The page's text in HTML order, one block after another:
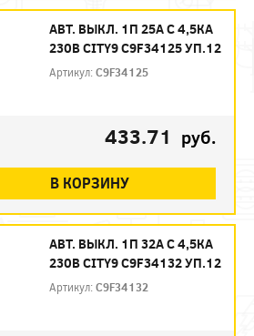
АВТ. ВЫКЛ. 1П 25А С 4,5КА
230В CITY9 C9F34125 УП.12
Артикул:C9F34125
433.71 руб.
В КОРЗИНУ
АВТ. ВЫКЛ. 1П 32А С 4,5КА
230В CITY9 C9F34132 УП.12
Артикул:C9F34132